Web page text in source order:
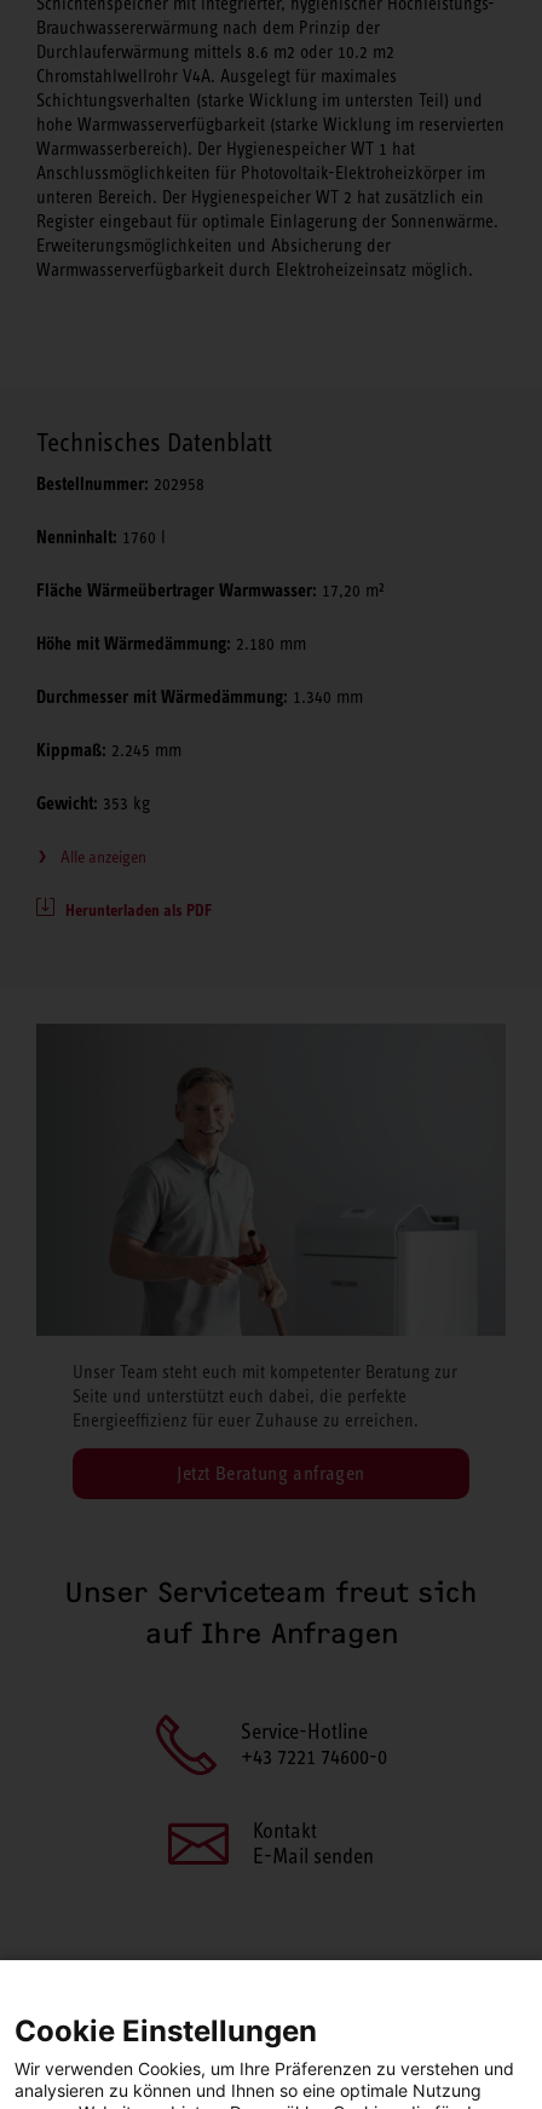
Brauchwassererwärmung nach dem Prinzip der
Durchlauferwärmung mittels 8.6 m2 oder 10.2 m2
Chromstahlwellrohr V4A. Ausgelegt für maximales
Schichtungsverhalten (starke Wicklung im untersten Teil) und
hohe Warmwasserverfügbarkeit (starke Wicklung im reservierten
Warmwasserbereich). Der Hygienespeicher WT 1 hat
Anschlussmöglichkeiten für Photovoltaik-Elektroheizkörper im
unteren Bereich. Der Hygienespeicher WT 2 hat zusätzlich ein
Register eingebaut für optimale Einlagerung der Sonnenwärme.
Erweiterungsmöglichkeiten und Absicherung der
Warmwasserverfügbarkeit durch Elektroheizeinsatz möglich.
Technisches Datenblatt
Bestellnummer: 202958
Nenninhalt: 1760 l
Fläche Wärmeübertrager Warmwasser: 17,20 m²
Höhe mit Wärmedämmung: 2.180 mm
Durchmesser mit Wärmedämmung: 1.340 mm
Kippmaß: 2.245 mm
Gewicht: 353 kg
Alle anzeigen
Herunterladen als PDF
Unser Team steht euch mit kompetenter Beratung zur
Seite und unterstützt euch dabei, die perfekte
Energieeffizienz für euer Zuhause zu erreichen.
Jetzt Beratung anfragen
Unser Serviceteam freut sich
auf Ihre Anfragen
Service-Hotline
+43 7221 74600-0
Kontakt
E-Mail senden
FacebookLinkedIn
Cookie Einstellungen
Wir verwenden Cookies, um Ihre Präferenzen zu verstehen und
analysieren zu können und Ihnen so eine optimale Nutzung